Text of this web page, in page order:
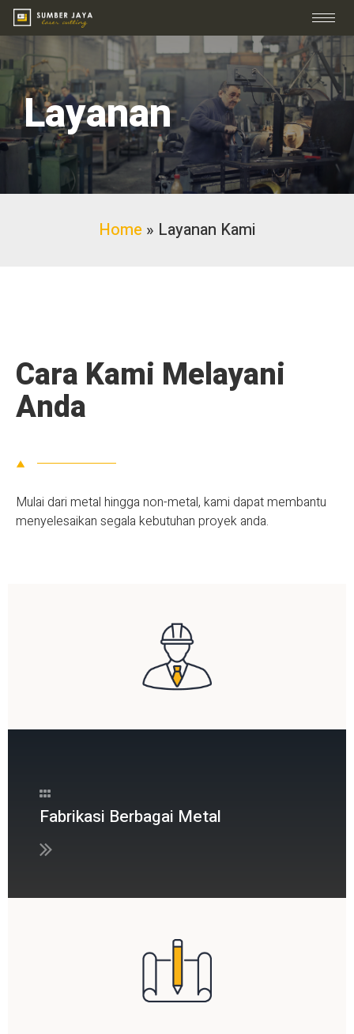
Layanan
Home » Layanan Kami
Cara Kami Melayani
Anda
Mulai dari metal hingga non-metal, kami dapat membantu
menyelesaikan segala kebutuhan proyek anda.
Fabrikasi Berbagai Metal